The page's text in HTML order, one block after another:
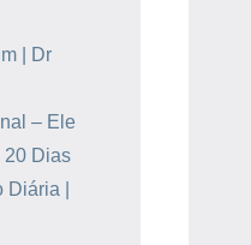
| Dr
– Ele
20 Dias
|